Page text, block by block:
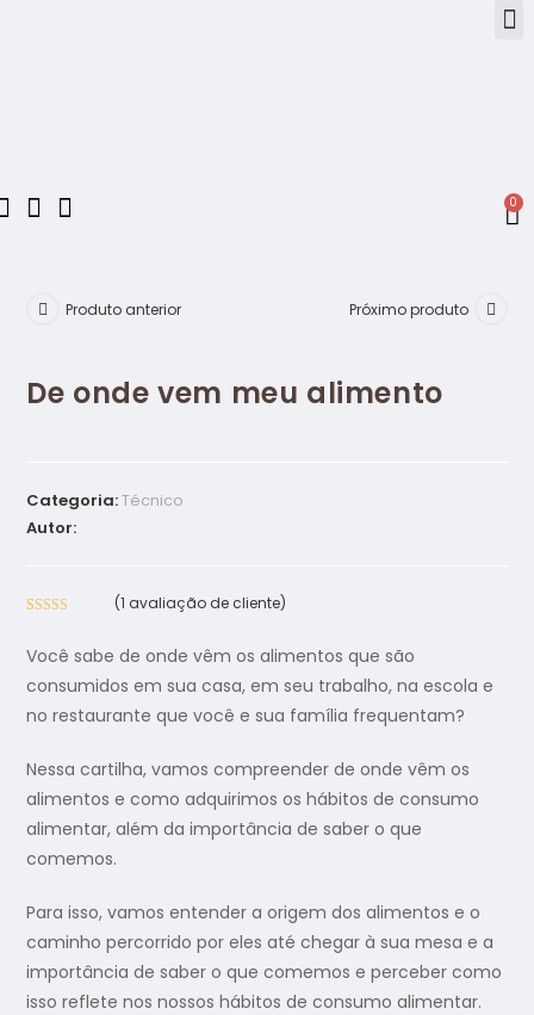
0
Produto anterior Próximo produto
De onde vem meu alimento
Categoria:Técnico
Autor:
como5.00
baseado em
avaliação de
(1 avaliação de cliente)
Você sabe de onde vêm os alimentos que são
consumidos em sua casa, em seu trabalho, na escola e
no restaurante que você e sua família frequentam?
Nessa cartilha, vamos compreender de onde vêm os
alimentos e como adquirimos os hábitos de consumo
alimentar, além da importância de saber o que
comemos.
Para isso, vamos entender a origem dos alimentos e o
caminho percorrido por eles até chegar à sua mesa e a
importância de saber o que comemos e perceber como
isso reflete nos nossos hábitos de consumo alimentar.